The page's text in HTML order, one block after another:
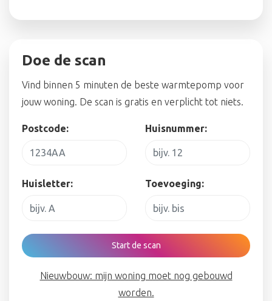
Doe de scan
Vind binnen 5 minuten de beste warmtepomp voor
jouw woning. De scan is gratis en verplicht tot niets.
Postcode: Huisnummer:
Huisletter: Toevoeging:
Start de scan
Nieuwbouw: mijn woning moet nog gebouwd
worden.